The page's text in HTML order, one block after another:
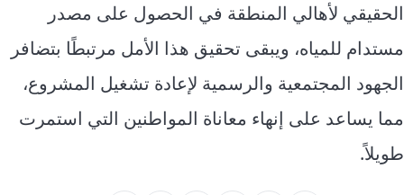
الحقيقي لأهالي المنطقة في الحصول على مصدر
مستدام للمياه، ويبقى تحقيق هذا الأمل مرتبطًا بتضافر
الجهود المجتمعية والرسمية لإعادة تشغيل المشروع،
مما يساعد على إنهاء معاناة المواطنين التي استمرت
طويلاً.